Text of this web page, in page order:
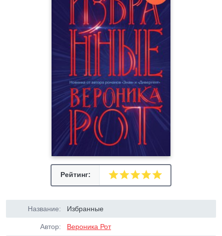
Рейтинг:
Название: Избранные
Автор: Вероника Рот